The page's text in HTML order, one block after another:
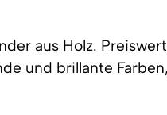
aus Holz.
und brillante